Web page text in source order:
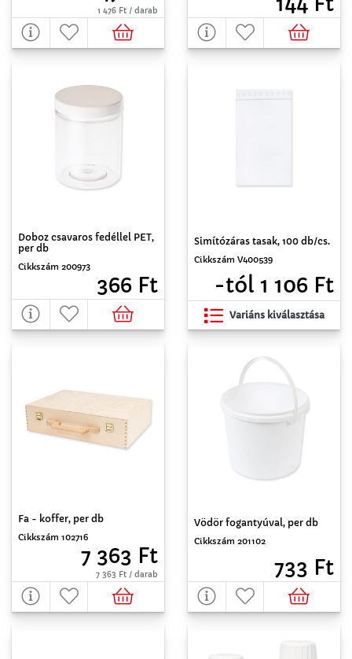
1 476 Ft / darab
Doboz csavaros fedéllel PET,
per db
Cikkszám 200973
366 Ft
Simítózáras tasak, 100 db/cs.
Cikkszám V400539
-tól 1 106 Ft
Variáns kiválasztása
Fa - koffer, per db
Cikkszám 102716
7 363 Ft
7 363 Ft / darab
Vödör fogantyúval, per db
Cikkszám 201102
733 Ft